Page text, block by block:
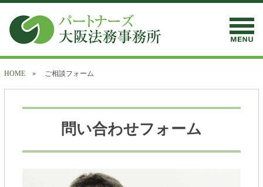
HOME» ご相談フォーム
問い合わせフォーム